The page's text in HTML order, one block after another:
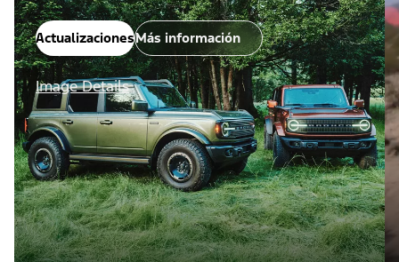
ActualizacionesMás información
Image Details